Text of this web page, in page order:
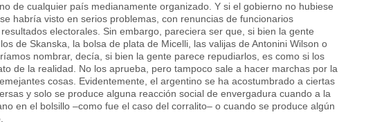
de cualquier país medianamente organizado. Y si el gobierno no hubiese
habría visto en serios problemas, con renuncias de funcionarios
electorales. Sin embargo, pareciera ser que, si bien la gente
de Skanska, la bolsa de plata de Micelli, las valijas de Antonini Wilson o
nombrar, decía, si bien la gente parece repudiarlos, es como si los
de la realidad. No los aprueba, pero tampoco sale a hacer marchas por la
cosas. Evidentemente, el argentino se ha acostumbrado a ciertas
y solo se produce alguna reacción social de envergadura cuando a la
en el bolsillo –como fue el caso del corralito– o cuando se produce algún